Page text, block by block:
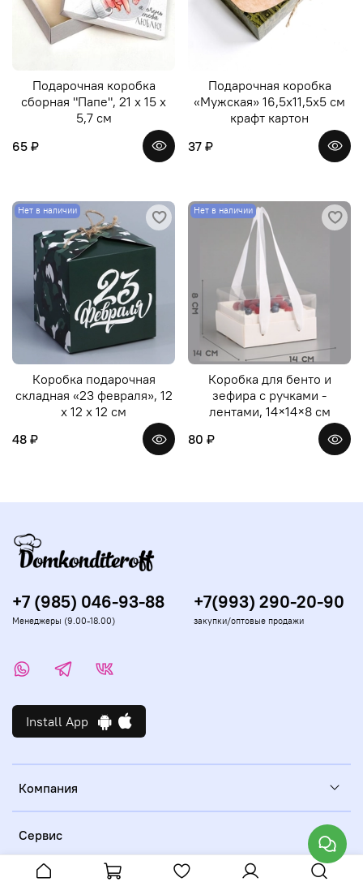
Подарочная коробка
сборная "Папе", 21 х 15 х
5,7 см
65 ₽
Подарочная коробка
«Мужская» 16,5х11,5х5 см
крафт картон
37 ₽
Нет в наличии
Коробка подарочная
складная «23 февраля», 12
х 12 х 12 см
48 ₽
Нет в наличии
Коробка для бенто и
зефира с ручками -
лентами, 14×14×8 см
80 ₽
Компания
Сервис
Install App
+7 (985) 046-93-88
Менеджеры (9.00-18.00)
+7(993) 290-20-90
закупки/оптовые продажи